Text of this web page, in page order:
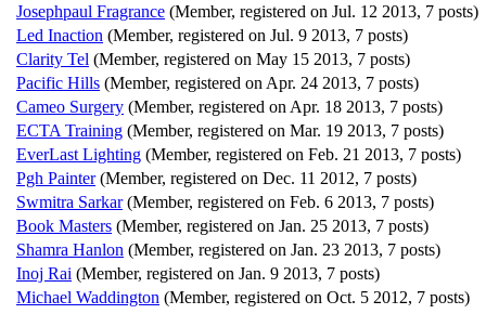
Josephpaul Fragrance (Member, registered on Jul. 12 2013, 7 posts)
Led Inaction (Member, registered on Jul. 9 2013, 7 posts)
Clarity Tel (Member, registered on May 15 2013, 7 posts)
Pacific Hills (Member, registered on Apr. 24 2013, 7 posts)
Cameo Surgery (Member, registered on Apr. 18 2013, 7 posts)
ECTA Training (Member, registered on Mar. 19 2013, 7 posts)
EverLast Lighting (Member, registered on Feb. 21 2013, 7 posts)
Pgh Painter (Member, registered on Dec. 11 2012, 7 posts)
Swmitra Sarkar (Member, registered on Feb. 6 2013, 7 posts)
Book Masters (Member, registered on Jan. 25 2013, 7 posts)
Shamra Hanlon (Member, registered on Jan. 23 2013, 7 posts)
Inoj Rai (Member, registered on Jan. 9 2013, 7 posts)
Michael Waddington (Member, registered on Oct. 5 2012, 7 posts)